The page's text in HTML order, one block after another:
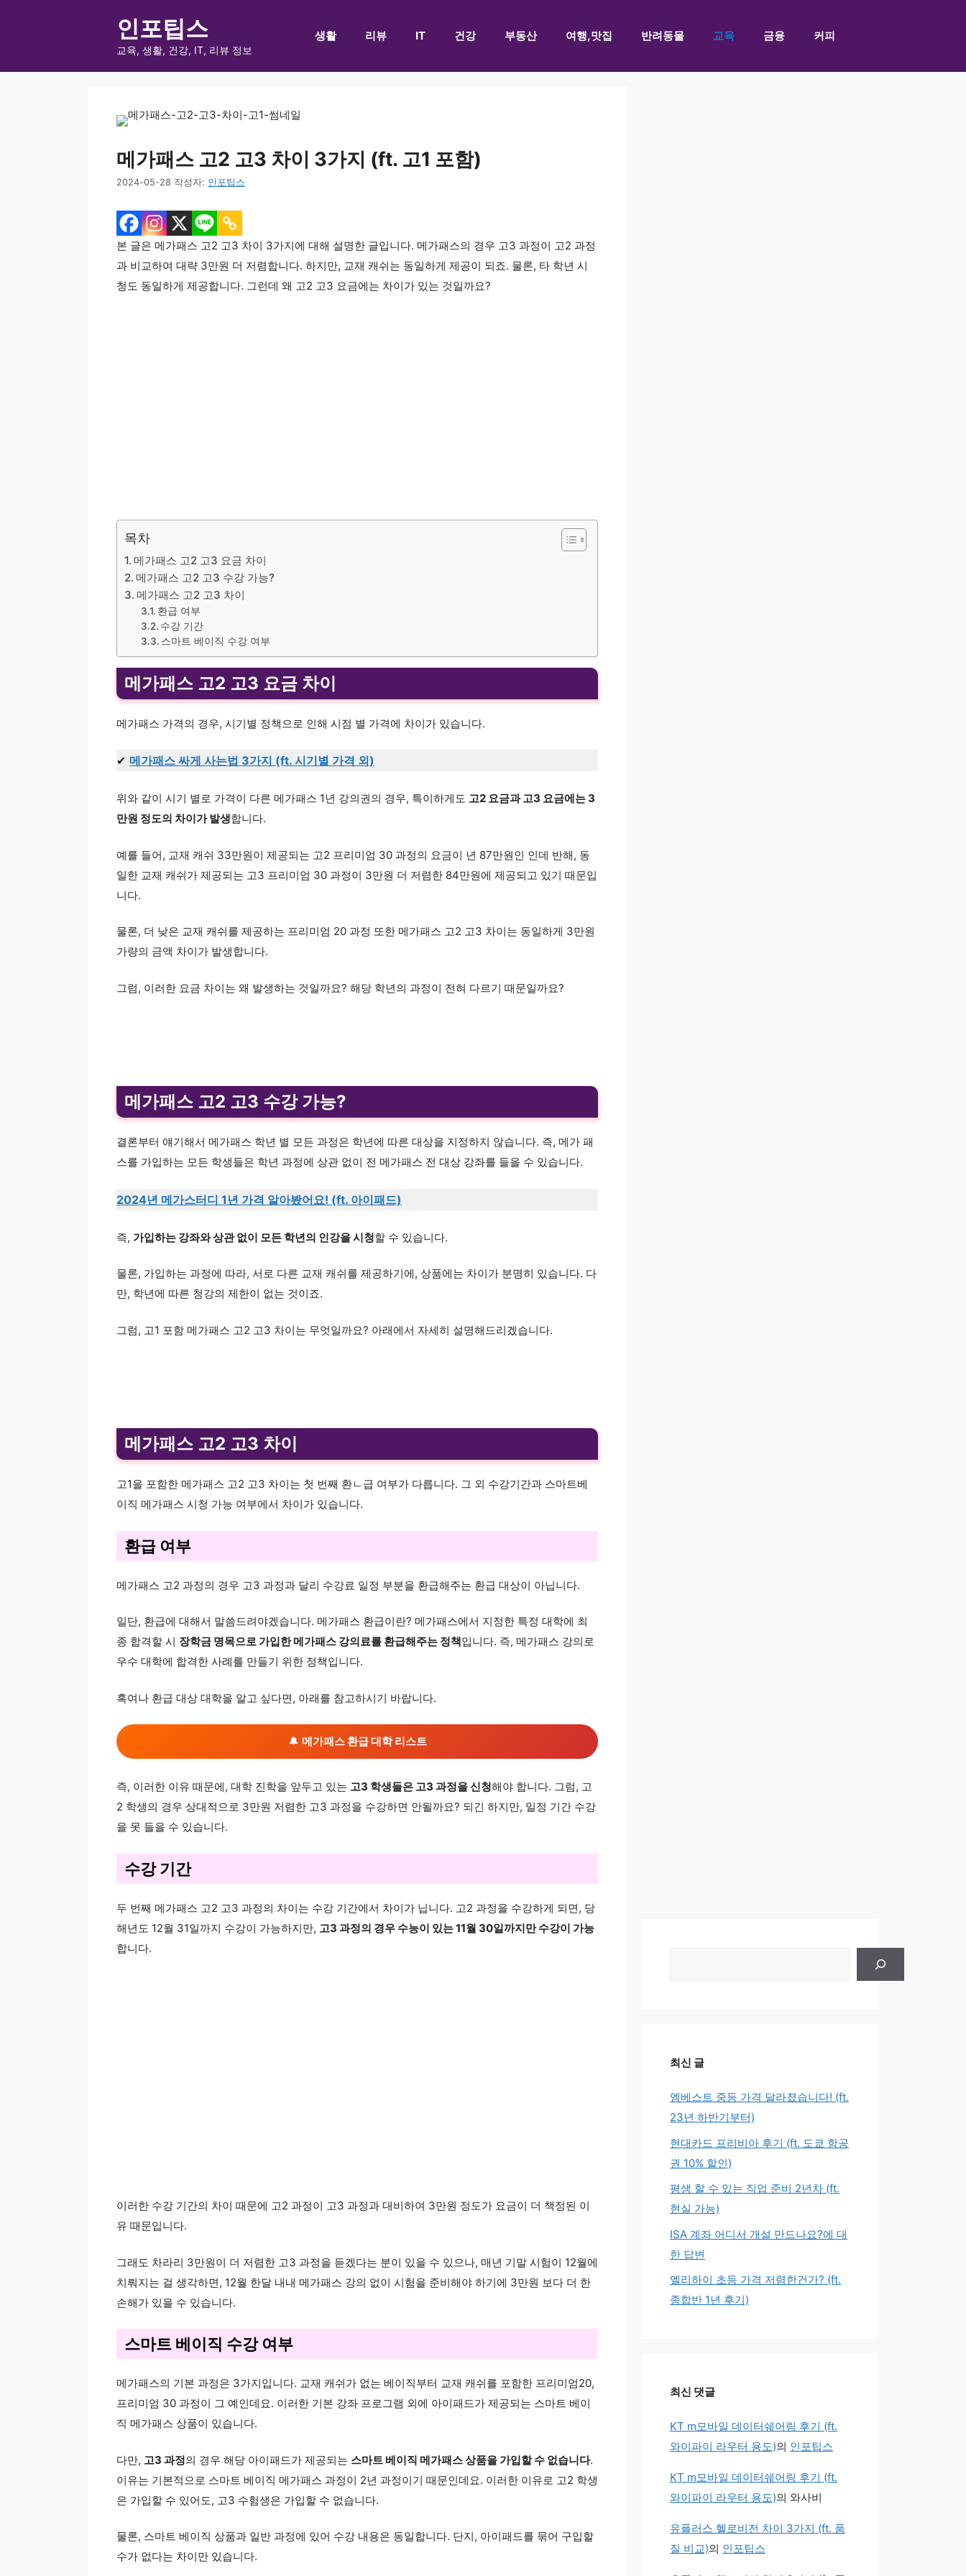
로
인포팁스
교육, 생활, 건강, IT, 리뷰 정보
생활 리뷰 IT 건강 부동산 여행,맛집 반려동물 교육 금융 커피
메가패스 고2 고3 차이 3가지 (ft. 고1 포함)
2024-05-28 작성자: 인포팁스
본 글은 메가패스 고2 고3 차이 3가지에 대해 설명한 글입니다. 메가패스의 경우 고3 과정이 고2 과정
과 비교하여 대략 3만원 더 저렴합니다. 하지만, 교재 캐쉬는 동일하게 제공이 되죠. 물론, 타 학년 시
청도 동일하게 제공합니다. 그런데 왜 고2 고3 요금에는 차이가 있는 것일까요?
목차
메가패스 고2 고3 요금 차이
메가패스 고2 고3 수강 가능?
메가패스 고2 고3 차이
환급 여부
수강 기간
스마트 베이직 수강 여부
메가패스 고2 고3 요금 차이
메가패스 가격의 경우, 시기별 정책으로 인해 시점 별 가격에 차이가 있습니다.
✔ 메가패스 싸게 사는법 3가지 (ft. 시기별 가격 외)
위와 같이 시기 별로 가격이 다른 메가패스 1년 강의권의 경우, 특이하게도 고2 요금과 고3 요금에는 3
만원 정도의 차이가 발생합니다.
예를 들어, 교재 캐쉬 33만원이 제공되는 고2 프리미엄 30 과정의 요금이 년 87만원인 인데 반해, 동
일한 교재 캐쉬가 제공되는 고3 프리미엄 30 과정이 3만원 더 저렴한 84만원에 제공되고 있기 때문입
니다.
물론, 더 낮은 교재 캐쉬를 제공하는 프리미엄 20 과정 또한 메가패스 고2 고3 차이는 동일하게 3만원
가량의 금액 차이가 발생합니다.
그럼, 이러한 요금 차이는 왜 발생하는 것일까요? 해당 학년의 과정이 전혀 다르기 때문일까요?
메가패스 고2 고3 수강 가능?
결론부터 얘기해서 메가패스 학년 별 모든 과정은 학년에 따른 대상을 지정하지 않습니다. 즉, 메가 패
스를 가입하는 모든 학생들은 학년 과정에 상관 없이 전 메가패스 전 대상 강좌를 들을 수 있습니다.
2024년 메가스터디 1년 가격 알아봤어요! (ft. 아이패드)
즉, 가입하는 강좌와 상관 없이 모든 학년의 인강을 시청할 수 있습니다.
물론, 가입하는 과정에 따라, 서로 다른 교재 캐쉬를 제공하기에, 상품에는 차이가 분명히 있습니다. 다
만, 학년에 따른 청강의 제한이 없는 것이죠.
그럼, 고1 포함 메가패스 고2 고3 차이는 무엇일까요? 아래에서 자세히 설명해드리겠습니다.
메가패스 고2 고3 차이
고1을 포함한 메가패스 고2 고3 차이는 첫 번째 환ㄴ급 여부가 다릅니다. 그 외 수강기간과 스마트베
이직 메가패스 시청 가능 여부에서 차이가 있습니다.
환급 여부
메가패스 고2 과정의 경우 고3 과정과 달리 수강료 일정 부분을 환급해주는 환급 대상이 아닙니다.
일단, 환급에 대해서 말씀드려야겠습니다. 메가패스 환급이란? 메가패스에서 지정한 특정 대학에 최
종 합격할 시 장학금 명목으로 가입한 메가패스 강의료를 환급해주는 정책입니다. 즉, 메가패스 강의로
우수 대학에 합격한 사례를 만들기 위한 정책입니다.
혹여나 환급 대상 대학을 알고 싶다면, 아래를 참고하시기 바랍니다.
🔔 메가패스 환급 대학 리스트
즉, 이러한 이유 때문에, 대학 진학을 앞두고 있는 고3 학생들은 고3 과정을 신청해야 합니다. 그럼, 고
2 학생의 경우 상대적으로 3만원 저렴한 고3 과정을 수강하면 안될까요? 되긴 하지만, 일정 기간 수강
을 못 들을 수 있습니다.
수강 기간
두 번째 메가패스 고2 고3 과정의 차이는 수강 기간에서 차이가 닙니다. 고2 과정을 수강하게 되면, 당
해년도 12월 31일까지 수강이 가능하지만, 고3 과정의 경우 수능이 있는 11월 30일까지만 수강이 가능
합니다.
이러한 수강 기간의 차이 때문에 고2 과정이 고3 과정과 대비하여 3만원 정도가 요금이 더 책정된 이
유 때문입니다.
그래도 차라리 3만원이 더 저렴한 고3 과정을 듣겠다는 분이 있을 수 있으나, 매년 기말 시험이 12월에
치뤄지는 걸 생각하면, 12월 한달 내내 메가패스 강의 없이 시험을 준비해야 하기에 3만원 보다 더 한
손해가 있을 수 있습니다.
스마트 베이직 수강 여부
메가패스의 기본 과정은 3가지입니다. 교재 캐쉬가 없는 베이직부터 교재 캐쉬를 포함한 프리미엄20,
프리미엄 30 과정이 그 예인데요. 이러한 기본 강좌 프로그램 외에 아이패드가 제공되는 스마트 베이
직 메가패스 상품이 있습니다.
다만, 고3 과정의 경우 해당 아이패드가 제공되는 스마트 베이직 메가패스 상품을 가입할 수 없습니다.
이유는 기본적으로 스마트 베이직 메가패스 과정이 2년 과정이기 때문인데요. 이러한 이유로 고2 학생
은 가입할 수 있어도, 고3 수험생은 가입할 수 없습니다.
물론, 스마트 베이직 상품과 일반 과정에 있어 수강 내용은 동일합니다. 단지, 아이패드를 묶어 구입할
수가 없다는 차이만 있습니다.
최신 글
엠베스트 중등 가격 달라졌습니다! (ft.
23년 하반기부터)
현대카드 프리비아 후기 (ft. 도쿄 항공
권 10% 할인)
평생 할 수 있는 직업 준비 2년차 (ft.
현실 가능)
ISA 계좌 어디서 개설 만드나요?에 대
한 답변
엘리하이 초등 가격 저렴한건가? (ft.
종합반 1년 후기)
최신 댓글
KT m모바일 데이터쉐어링 후기 (ft.
와이파이 라우터 용도)의 인포팁스
KT m모바일 데이터쉐어링 후기 (ft.
와이파이 라우터 용도)의 와사비
유플러스 헬로비전 차이 3가지 (ft. 품
질 비교)의 인포팁스